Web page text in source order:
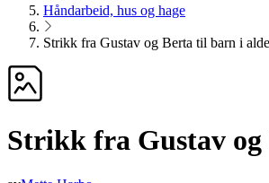
Håndarbeid, hus og hage
Strikk fra Gustav og Berta til barn i
Strikk fra Gustav